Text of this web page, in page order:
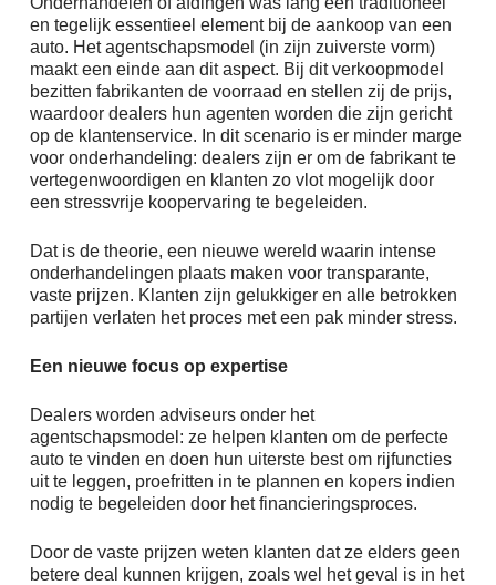
en tegelijk essentieel element bij de aankoop van een
auto. Het agentschapsmodel (in zijn zuiverste vorm)
maakt een einde aan dit aspect. Bij dit verkoopmodel
bezitten fabrikanten de voorraad en stellen zij de prijs,
waardoor dealers hun agenten worden die zijn gericht
op de klantenservice. In dit scenario is er minder marge
voor onderhandeling: dealers zijn er om de fabrikant te
vertegenwoordigen en klanten zo vlot mogelijk door
een stressvrije koopervaring te begeleiden.
Dat is de theorie, een nieuwe wereld waarin intense
onderhandelingen plaats maken voor transparante,
vaste prijzen. Klanten zijn gelukkiger en alle betrokken
partijen verlaten het proces met een pak minder stress.
Een nieuwe focus op expertise
Dealers worden adviseurs onder het
agentschapsmodel: ze helpen klanten om de perfecte
auto te vinden en doen hun uiterste best om rijfuncties
uit te leggen, proefritten in te plannen en kopers indien
nodig te begeleiden door het financieringsproces.
Door de vaste prijzen weten klanten dat ze elders geen
betere deal kunnen krijgen, zoals wel het geval is in het